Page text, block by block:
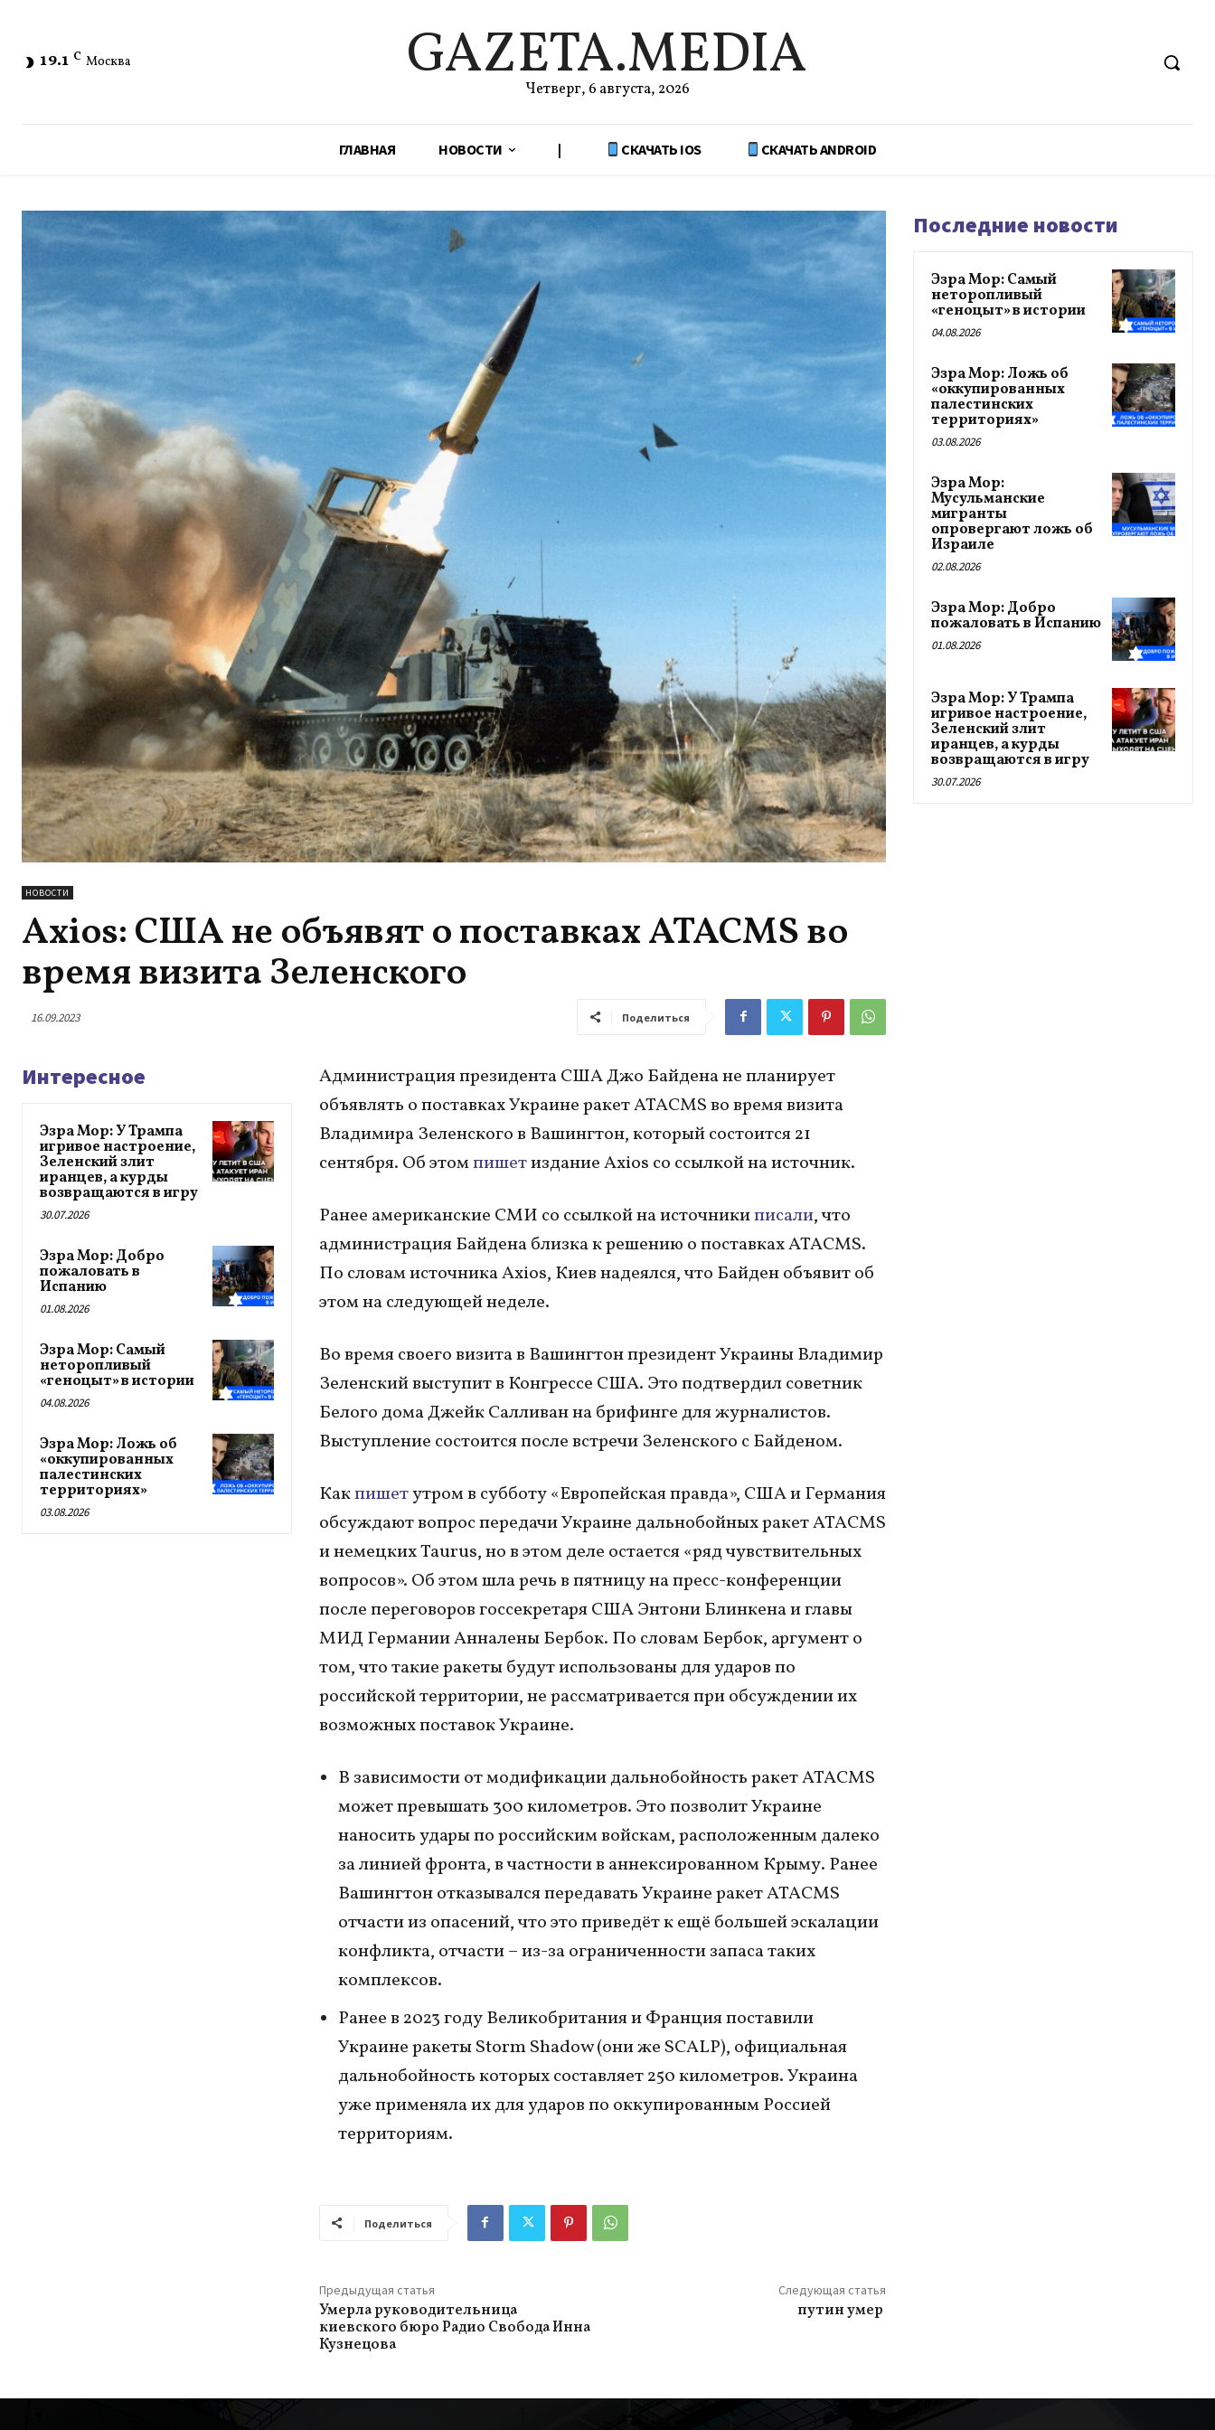
19.1 C Москва GAZETA.MEDIA
Четверг, 6 августа, 2026
ГЛАВНАЯ НОВОСТИ | СКАЧАТЬ IOS СКАЧАТЬ ANDROID
НОВОСТИ
Axios: США не объявят о поставках ATACMS во
время визита Зеленского
16.09.2023 Поделиться
Интересное
Эзра Мор: У Трампа
игривое настроение,
Зеленский злит
иранцев, а курды
возвращаются в игру
30.07.2026
Эзра Мор: Добро
пожаловать в
Испанию
01.08.2026
Эзра Мор: Самый
неторопливый
«геноцыт» в истории
04.08.2026
Эзра Мор: Ложь об
«оккупированных
палестинских
территориях»
03.08.2026
Администрация президента США Джо Байдена не планирует
объявлять о поставках Украине ракет ATACMS во время визита
Владимира Зеленского в Вашингтон, который состоится 21
сентября. Об этомпишетиздание Axios со ссылкой на источник.
Ранее американские СМИ со ссылкой на источникиписали, что
администрация Байдена близка к решению о поставках ATACMS.
По словам источника Axios, Киев надеялся, что Байден объявит об
этом на следующей неделе.
Во время своего визита в Вашингтон президент Украины Владимир
Зеленский выступит в Конгрессе США. Это подтвердил советник
Белого дома Джейк Салливан на брифинге для журналистов.
Выступление состоится после встречи Зеленского с Байденом.
Какпишетутром в субботу «Европейская правда», США и Германия
обсуждают вопрос передачи Украине дальнобойных ракет ATACMS
и немецких Taurus, но в этом деле остается «ряд чувствительных
вопросов». Об этом шла речь в пятницу на пресс-конференции
после переговоров госсекретаря США Энтони Блинкена и главы
МИД Германии Анналены Бербок. По словам Бербок, аргумент о
том, что такие ракеты будут использованы для ударов по
российской территории, не рассматривается при обсуждении их
возможных поставок Украине.
В зависимости от модификации дальнобойность ракет ATACMS
может превышать 300 километров. Это позволит Украине
наносить удары по российским войскам, расположенным далеко
за линией фронта, в частности в аннексированном Крыму. Ранее
Вашингтон отказывался передавать Украине ракет ATACMS
отчасти из опасений, что это приведёт к ещё большей эскалации
конфликта, отчасти – из-за ограниченности запаса таких
комплексов.
Ранее в 2023 году Великобритания и Франция поставили
Украине ракеты Storm Shadow (они же SCALP), официальная
дальнобойность которых составляет 250 километров. Украина
уже применяла их для ударов по оккупированным Россией
территориям.
Поделиться
Предыдущая статья
Умерла руководительница
киевского бюро Радио Свобода Инна
Кузнецова
Следующая статья
путин умер
Последние новости
Эзра Мор: Самый
неторопливый
«геноцыт» в истории
04.08.2026
Эзра Мор: Ложь об
«оккупированных
палестинских
территориях»
03.08.2026
Эзра Мор:
Мусульманские
мигранты
опровергают ложь об
Израиле
02.08.2026
Эзра Мор: Добро
пожаловать в Испанию
01.08.2026
Эзра Мор: У Трампа
игривое настроение,
Зеленский злит
иранцев, а курды
возвращаются в игру
30.07.2026